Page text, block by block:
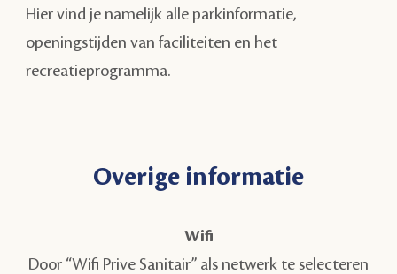
Hier vind je namelijk alle parkinformatie,
openingstijden van faciliteiten en het
recreatieprogramma.
Overige informatie
Wifi
Door “Wifi Prive Sanitair” als netwerk te selecteren